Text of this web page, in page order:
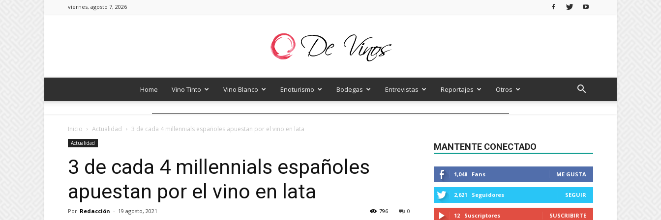
viernes, agosto 7, 2026
Vinos
Home Vino Tinto Vino Blanco Enoturismo Bodegas Entrevistas Reportajes Otros
Inicio Actualidad 3 de cada 4 millennials españoles apuestan por el vino en lata
Actualidad
3 de cada 4 millennials españoles
apuestan por el vino en lata
Por Redacción - 19 agosto, 2021 0
796
MANTENTE CONECTADO
1,048 Fans ME GUSTA
2,621 Seguidores SEGUIR
12 Suscriptores SUSCRIBIRTE